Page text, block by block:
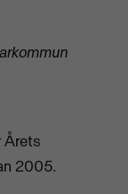
Årets
2005.